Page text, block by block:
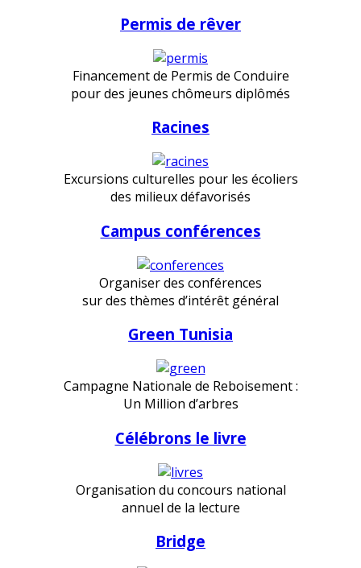
Permis de rêver
Financement de Permis de Conduire
pour des jeunes chômeurs diplômés
Racines
Excursions culturelles pour les écoliers
des milieux défavorisés
Campus conférences
Organiser des conférences
sur des thèmes d’intérêt général
Green Tunisia
Campagne Nationale de Reboisement :
Un Million d’arbres
Célébrons le livre
Organisation du concours national
annuel de la lecture
Bridge